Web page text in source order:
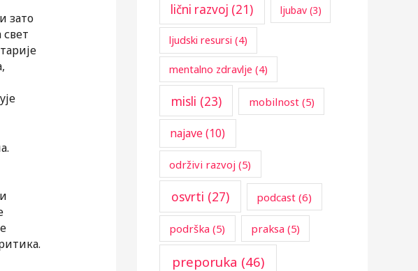
зато
lični razvoj (21) ljubav(3)
ljudski resursi (4)
mentalno zdravlje (4)
misli (23) mobilnost(5)
najave(10)
održivi razvoj (5)
osvrti (27) podcast (6)
podrška (5) praksa (5)
preporuka (46)